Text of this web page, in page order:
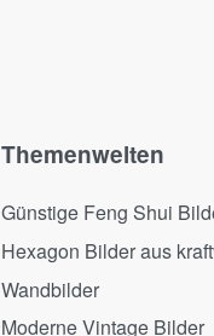
Themenwelten
Günstige Feng Shui
Hexagon Bilder aus
Wandbilder
Moderne Vintage Bilder